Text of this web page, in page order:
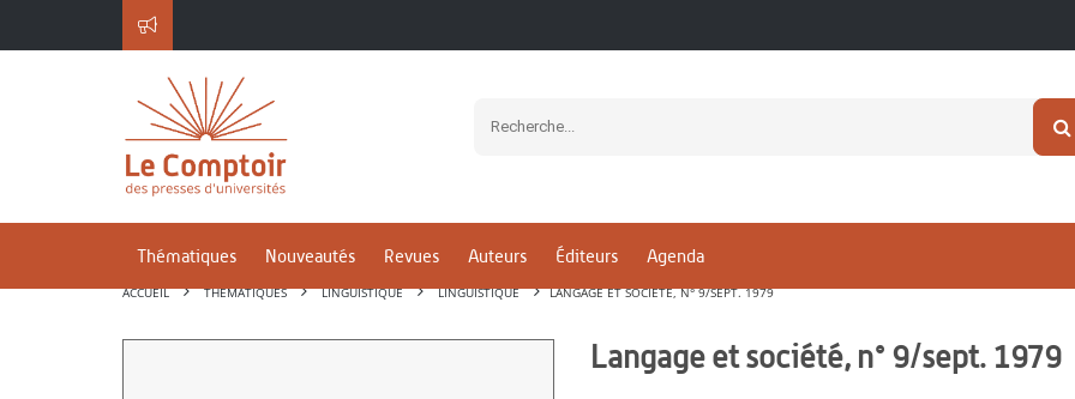
Thématiques Nouveautés Revues Auteurs Éditeurs Agenda
ACCUEIL THÉMATIQUES LINGUISTIQUE LINGUISTIQUE LANGAGE ET SOCIÉTÉ, N° 9/SEPT. 1979
Langage et société, n° 9/sept. 1979